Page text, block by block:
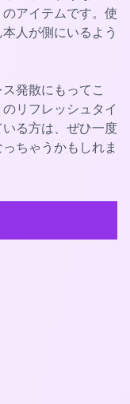
アイテムです。使
人が側にいるよう
発散にもってこ
リフレッシュタイ
る方は、ぜひ一度
ちゃうかもしれま